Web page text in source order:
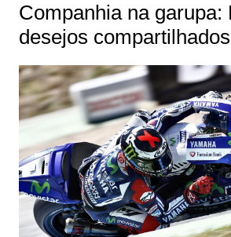
Companhia na garupa:
desejos compartilhados